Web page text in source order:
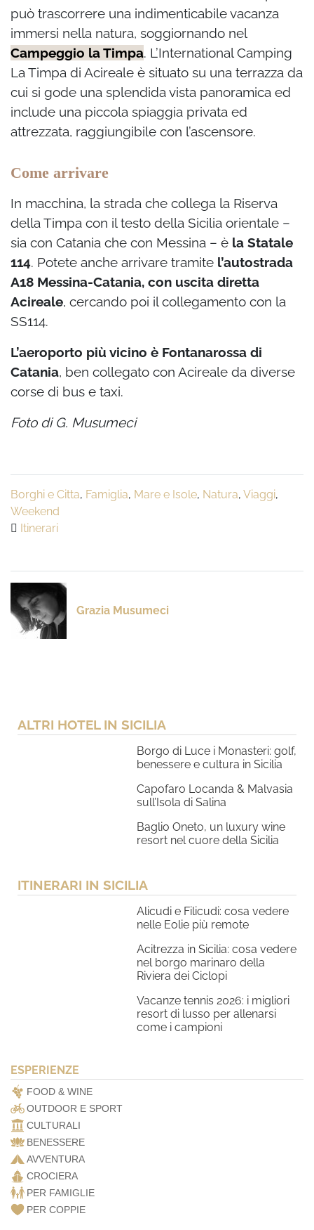
può trascorrere una indimenticabile vacanza
immersi nella natura, soggiornando nel
Campeggio la Timpa. L’International Camping
La Timpa di Acireale è situato su una terrazza da
cui si gode una splendida vista panoramica ed
include una piccola spiaggia privata ed
attrezzata, raggiungibile con l’ascensore.
Come arrivare
In macchina, la strada che collega la Riserva
della Timpa con il testo della Sicilia orientale –
sia con Catania che con Messina – è la Statale
114. Potete anche arrivare tramite l’autostrada
A18 Messina-Catania, con uscita diretta
Acireale, cercando poi il collegamento con la
SS114.
L’aeroporto più vicino è Fontanarossa di
Catania, ben collegato con Acireale da diverse
corse di bus e taxi.
Foto di G. Musumeci
Borghi e Citta, Famiglia, Mare e Isole, Natura, Viaggi,
Weekend
Itinerari
Grazia Musumeci
ALTRI HOTEL IN SICILIA
Borgo di Luce i Monasteri: golf,
benessere e cultura in Sicilia
Capofaro Locanda & Malvasia
sull’Isola di Salina
Baglio Oneto, un luxury wine
resort nel cuore della Sicilia
ITINERARI IN SICILIA
Alicudi e Filicudi: cosa vedere
nelle Eolie più remote
Acitrezza in Sicilia: cosa vedere
nel borgo marinaro della
Riviera dei Ciclopi
Vacanze tennis 2026: i migliori
resort di lusso per allenarsi
come i campioni
ESPERIENZE
FOOD & WINE
OUTDOOR E SPORT
CULTURALI
BENESSERE
AVVENTURA
CROCIERA
PER FAMIGLIE
PER COPPIE